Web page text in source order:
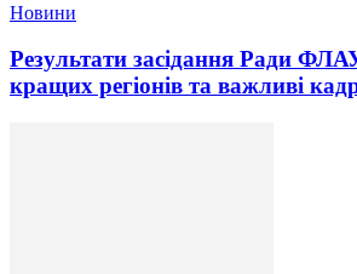
Новини
Результати засідання Ради
кращих регіонів та важливі